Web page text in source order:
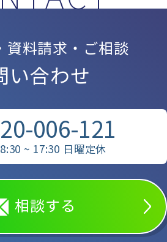
資料請求・ご相談
い合わせ
006-121
~ 17:30 日曜定休
相談する